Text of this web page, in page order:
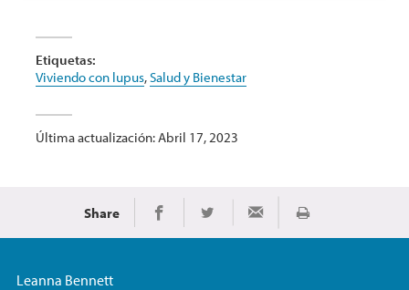
Etiquetas:
Viviendo con lupus,Salud y Bienestar
Última actualización: Abril 17, 2023
Share Share on Facebook
Share on TwitterShare via EmailImprimir
Leanna Bennett